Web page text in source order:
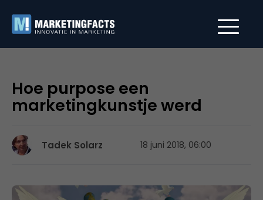
Hoe purpose een
marketingkunstje werd
Tadek Solarz 18 juni 2018, 06:00